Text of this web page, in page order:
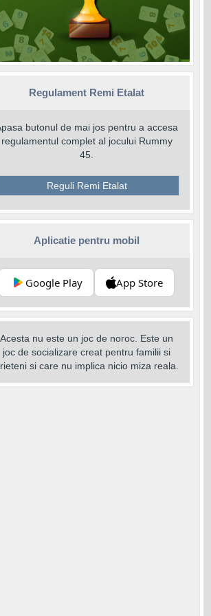
Regulament Remi Etalat
butonul de mai jos pentru a accesa
regulamentul complet al jocului Rummy
45.
Reguli Remi Etalat
Aplicatie pentru mobil
Google Play App Store
Acesta nu este un joc de noroc. Este un
joc de socializare creat pentru familii si
si care nu implica nicio miza reala.